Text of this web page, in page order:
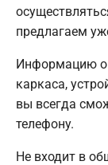
предлагаем
Информацию о
каркаса,
вы всегда
телефону.
Не входит в